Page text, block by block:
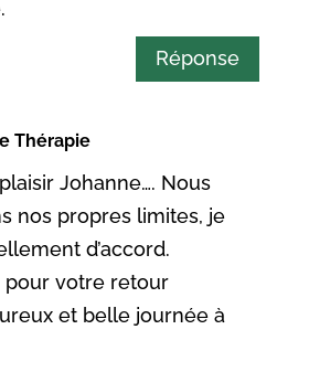
Réponse
Thérapie
Johanne…. Nous
nos propres limites, je
d’accord.
pour votre retour
et belle journée à